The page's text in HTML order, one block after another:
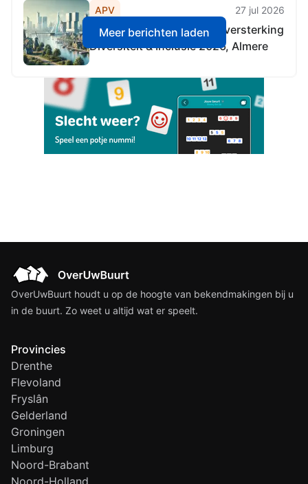
APV 27 jul 2026
Subsidieregeling Netwerkversterking
Diversiteit & Inclusie 2026, Almere
Meer berichten laden
OverUwBuurt houdt u op de hoogte van bekendmakingen bij u
in de buurt. Zo weet u altijd wat er speelt.
Provincies
Drenthe
Flevoland
Fryslân
Gelderland
Groningen
Limburg
Noord-Brabant
Noord-Holland